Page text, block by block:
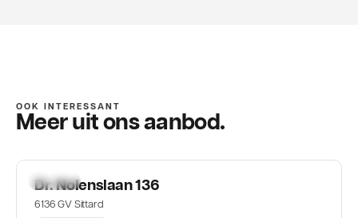
OOK INTERESSANT
Meer uit ons aanbod.
TE HUUR
Dr. Nolenslaan 136
6136 GV Sittard